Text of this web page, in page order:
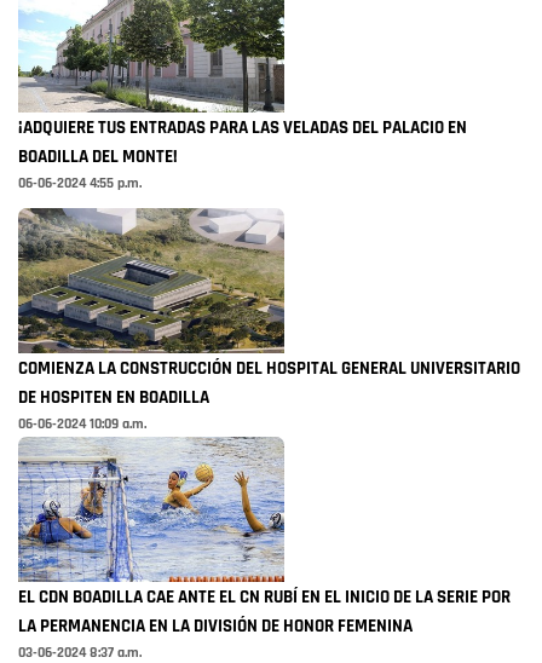
¡ADQUIERE TUS ENTRADAS PARA LAS VELADAS DEL PALACIO EN
BOADILLA DEL MONTE!
06-06-2024 4:55 p.m.
COMIENZA LA CONSTRUCCIÓN DEL HOSPITAL GENERAL UNIVERSITARIO
DE HOSPITEN EN BOADILLA
06-06-2024 10:09 a.m.
EL CDN BOADILLA CAE ANTE EL CN RUBÍ EN EL INICIO DE LA SERIE POR
LA PERMANENCIA EN LA DIVISIÓN DE HONOR FEMENINA
03-06-2024 8:37 a.m.